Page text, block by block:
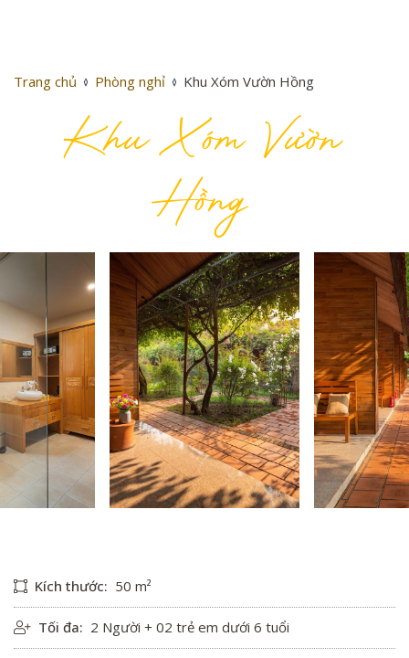
Trang chủ Phòng nghỉ Khu Xóm Vườn Hồng
Khu Xóm Vườn
Hồng
Kích thước: 50 m²
Tối đa: 2 Người + 02 trẻ em dưới 6 tuổi